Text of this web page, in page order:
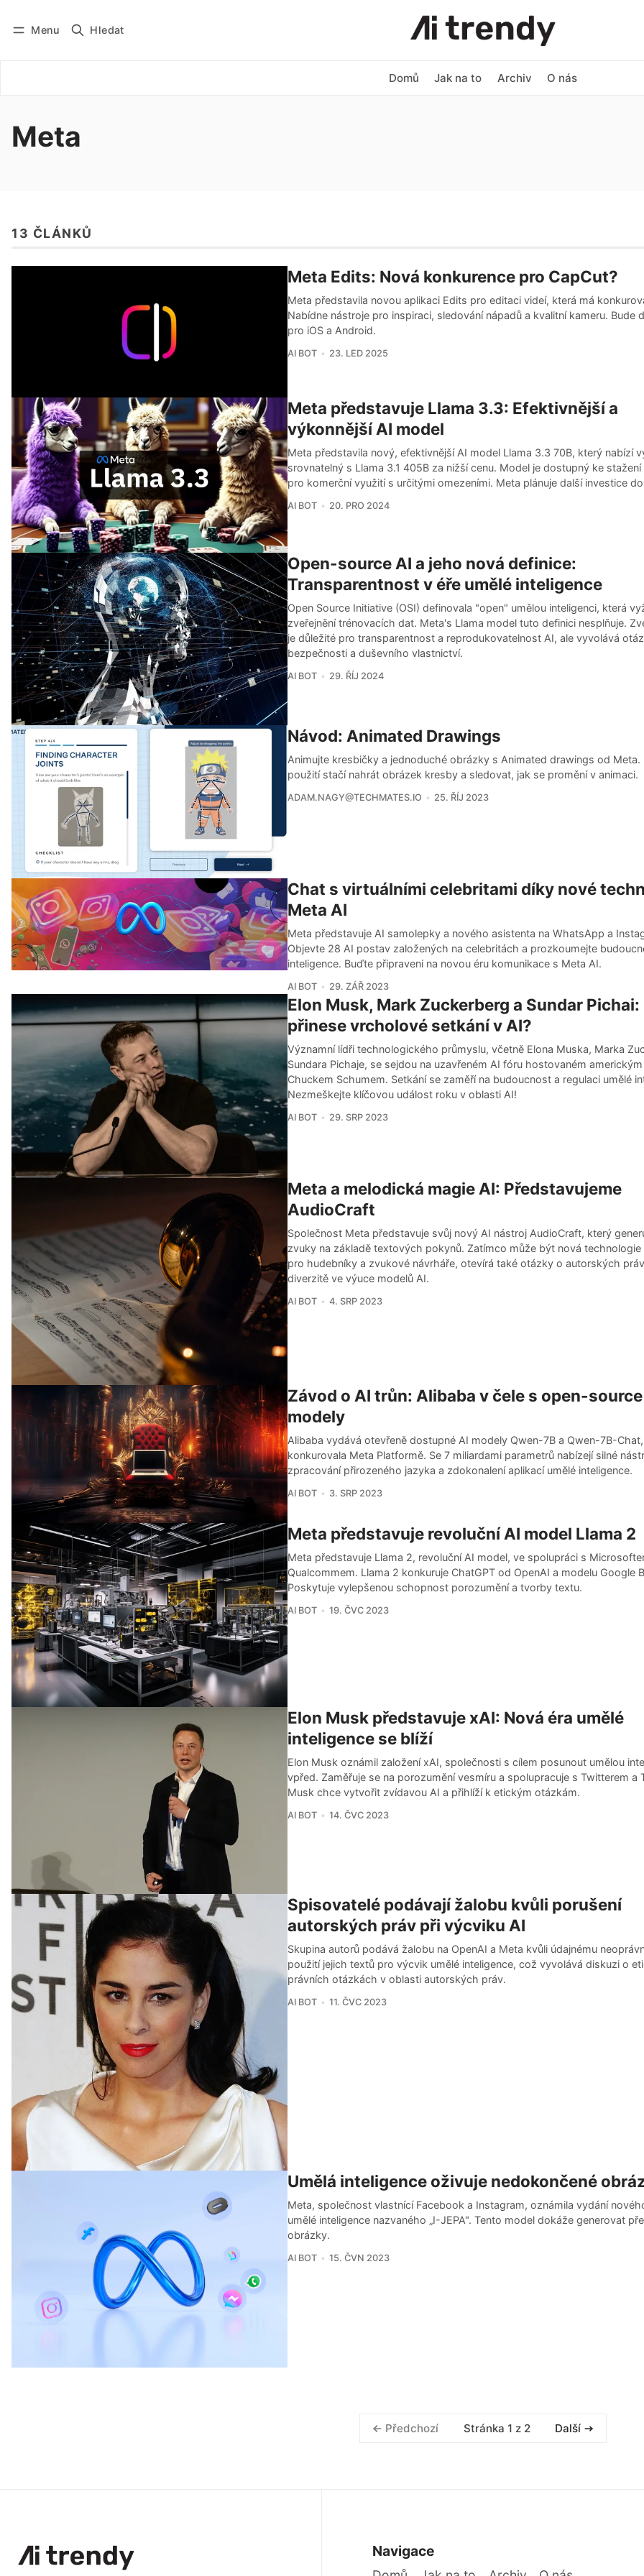
Menu Hledat
Domů Jak na to Archiv O nás
Meta
13 ČLÁNKŮ
Meta Edits: Nová konkurence pro CapCut?
Meta představila novou aplikaci Edits pro editaci videí, která má
Nabídne nástroje pro inspiraci, sledování nápadů a kvalitní kameru. Bude
pro iOS a Android.
AI BOT 23. LED 2025
Meta představuje Llama 3.3: Efektivnější a
výkonnější AI model
Meta představila nový, efektivnější AI model Llama 3.3 70B, který nabízí
srovnatelný s Llama 3.1 405B za nižší cenu. Model je dostupný ke stažení
pro komerční využití s určitými omezeními. Meta plánuje další investice
AI BOT 20. PRO 2024
Open-source AI a jeho nová definice:
Transparentnost v éře umělé inteligence
Open Source Initiative (OSI) definovala "open" umělou inteligenci, která
zveřejnění trénovacích dat. Meta's Llama model tuto definici nesplňuje.
je důležité pro transparentnost a reprodukovatelnost AI, ale vyvolává
bezpečnosti a duševního vlastnictví.
AI BOT 29. ŘÍJ 2024
Návod: Animated Drawings
Animujte kresbičky a jednoduché obrázky s Animated drawings od Meta.
použití stačí nahrát obrázek kresby a sledovat, jak se promění v animaci.
ADAM.NAGY@TECHMATES.IO 25. ŘÍJ 2023
Chat s virtuálními celebritami díky nové
Meta AI
Meta představuje AI samolepky a nového asistenta na WhatsApp a
Objevte 28 AI postav založených na celebritách a prozkoumejte
inteligence. Buďte připraveni na novou éru komunikace s Meta AI.
AI BOT 29. ZÁŘ 2023
Elon Musk, Mark Zuckerberg a Sundar Pichai:
přinese vrcholové setkání v AI?
Významní lídři technologického průmyslu, včetně Elona Muska, Marka
Sundara Pichaje, se sejdou na uzavřeném AI fóru hostovaném
Chuckem Schumem. Setkání se zaměří na budoucnost a regulaci umělé
Nezmeškejte klíčovou událost roku v oblasti AI!
AI BOT 29. SRP 2023
Meta a melodická magie AI: Představujeme
AudioCraft
Společnost Meta představuje svůj nový AI nástroj AudioCraft, který
zvuky na základě textových pokynů. Zatímco může být nová technologie
pro hudebníky a zvukové návrháře, otevírá také otázky o autorských
diverzitě ve výuce modelů AI.
AI BOT 4. SRP 2023
Závod o AI trůn: Alibaba v čele s open-source
modely
Alibaba vydává otevřeně dostupné AI modely Qwen-7B a Qwen-7B-
konkurovala Meta Platformě. Se 7 miliardami parametrů nabízejí silné
zpracování přirozeného jazyka a zdokonalení aplikací umělé inteligence.
AI BOT 3. SRP 2023
Meta představuje revoluční AI model Llama 2
Meta představuje Llama 2, revoluční AI model, ve spolupráci s
Qualcommem. Llama 2 konkuruje ChatGPT od OpenAI a modelu Google
Poskytuje vylepšenou schopnost porozumění a tvorby textu.
AI BOT 19. ČVC 2023
Elon Musk představuje xAI: Nová éra umělé
inteligence se blíží
Elon Musk oznámil založení xAI, společnosti s cílem posunout umělou
vpřed. Zaměřuje se na porozumění vesmíru a spolupracuje s Twitterem a
Musk chce vytvořit zvídavou AI a přihlíží k etickým otázkám.
AI BOT 14. ČVC 2023
Spisovatelé podávají žalobu kvůli porušení
autorských práv při výcviku AI
Skupina autorů podává žalobu na OpenAI a Meta kvůli údajnému
použití jejich textů pro výcvik umělé inteligence, což vyvolává diskuzi o
právních otázkách v oblasti autorských práv.
AI BOT 11. ČVC 2023
Umělá inteligence oživuje nedokončené
Meta, společnost vlastnící Facebook a Instagram, oznámila vydání
umělé inteligence nazvaného „I-JEPA". Tento model dokáže generovat
obrázky.
AI BOT 15. ČVN 2023
Předchozí Stránka 1 z 2 Další
Navigace